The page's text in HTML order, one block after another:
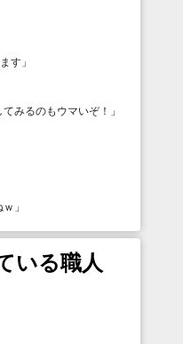
す 」
みるのもウマいぞ！ 」
」
いる職人